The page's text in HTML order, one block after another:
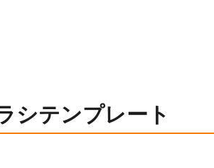
シテンプレート